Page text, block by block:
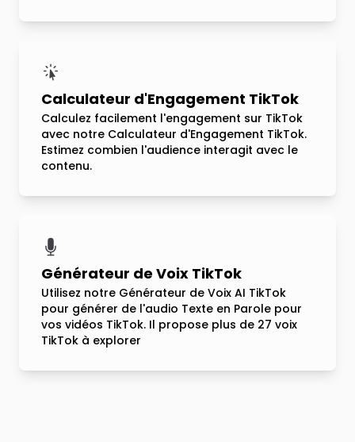
Calculateur d'Engagement TikTok
Calculez facilement l'engagement sur TikTok
avec notre Calculateur d'Engagement TikTok.
Estimez combien l'audience interagit avec le
contenu.
Générateur de Voix TikTok
Utilisez notre Générateur de Voix AI TikTok
pour générer de l'audio Texte en Parole pour
vos vidéos TikTok. Il propose plus de 27 voix
TikTok à explorer